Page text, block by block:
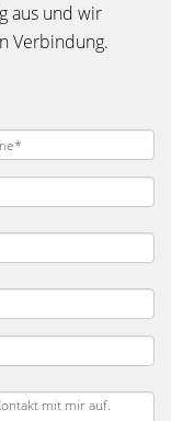
aus und wir
Verbindung.